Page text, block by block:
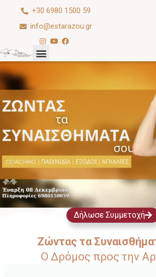
+30 6980 1500 59
info@estarazou.gr
Δήλωσε Συμμετοχή
Ζώντας τα
Ο Δρόμος προς την